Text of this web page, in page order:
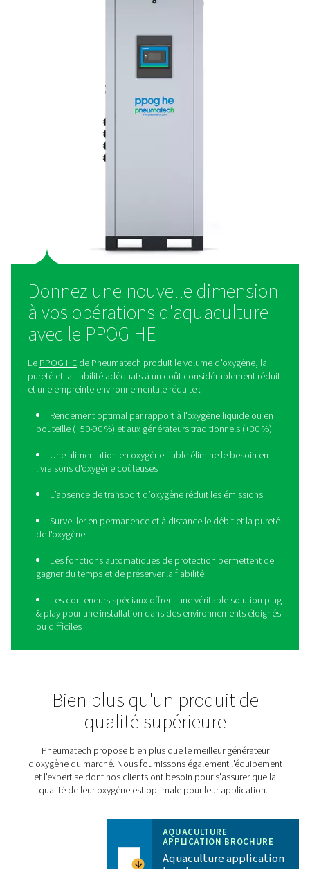
même si sa production sur site offre des avantages
La production d’oxygène sur site
ce qui permet aux entreprises d’économiser de
temps. Il élimine également le besoin d’apports
liquide ou en bouteille, ce qui réduit
environnementale globale. En produisant de
interne, les entreprises obtiennent un contrôle total
approvisionnement, garantissant une source fiable et
De plus, il simplifie les opérations en éliminant les
Donnez une nouvelle
à vos opérations
PPOG HEde Pneumatech produit le volume
pureté et la fiabilité adéquats à un coût
et une empreinte environnementale réduite :
Rendement optimal par rapport à l'oxygène
bouteille (+50-90 %) et aux générateurs traditionnels
Une alimentation en oxygène fiable élimine le
livraisons d'oxygène coûteuses